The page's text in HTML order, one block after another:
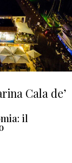
Cala de’
il